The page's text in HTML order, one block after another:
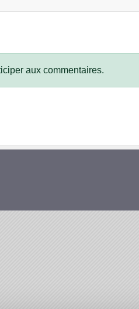
aux commentaires.